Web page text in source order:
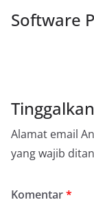
Software
Alamat email
yang wajib
Komentar*